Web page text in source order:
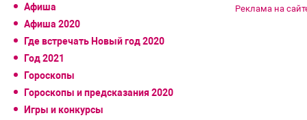
Афиша
Афиша 2020
Где встречать Новый год 2020
Год 2021
Гороскопы
Гороскопы и предсказания 2020
Игры и конкурсы
Реклама на